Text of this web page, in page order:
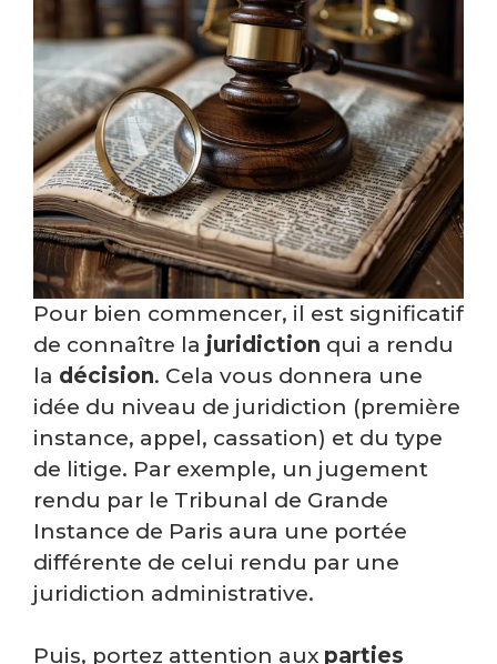
Pour bien commencer, il est significatif
de connaître la juridiction qui a rendu
la décision. Cela vous donnera une
idée du niveau de juridiction (première
instance, appel, cassation) et du type
de litige. Par exemple, un jugement
rendu par le Tribunal de Grande
Instance de Paris aura une portée
différente de celui rendu par une
juridiction administrative.
Puis, portez attention aux parties